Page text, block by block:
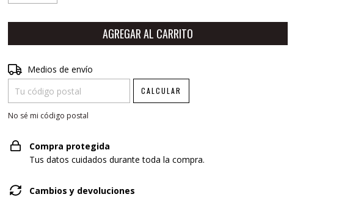
Entregas para el CP:
Medios de envío
CALCULAR
No sé mi código postal
Compra protegida
Tus datos cuidados durante toda la compra.
Cambios y devoluciones